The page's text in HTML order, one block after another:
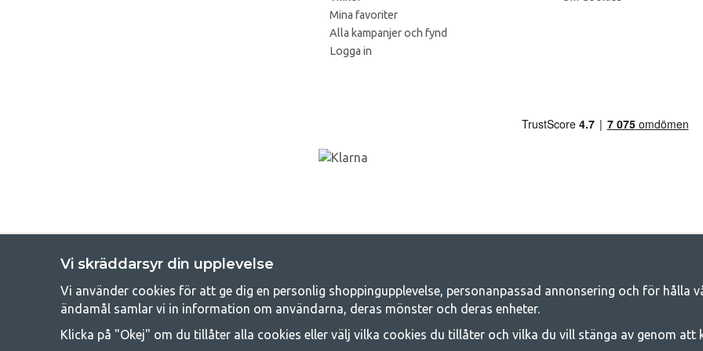
Mina favoriter
Alla kampanjer och fynd
Logga in
GetCamping.se - Din butik för camping och
råd med att campa så därför erbjuder vi riktigt bra priser på familjetält, husvagnstält och all annan utrustning för camping och
Vi skräddarsyr din upplevelse
Vi använder cookies för att ge dig en personlig shoppingupplevelse, personanpassad annonsering och för hålla
ändamål samlar vi in information om användarna, deras mönster och deras enheter.
Klicka på "Okej" om du tillåter alla cookies eller välj vilka cookies du tillåter och vilka du vill stänga av genom att